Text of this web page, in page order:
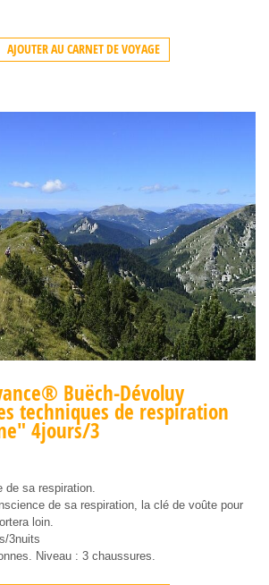
AJOUTER AU CARNET DE VOYAGE
Buëch-Dévoluy
techniques de respiration
4jours/3
de sa respiration.
de sa respiration, la clé de voûte pour
loin.
3nuits
Niveau : 3 chaussures.